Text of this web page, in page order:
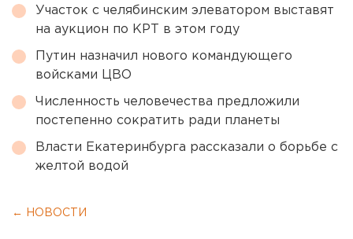
Участок с челябинским элеватором выставят
на аукцион по КРТ в этом году
Путин назначил нового командующего
войсками ЦВО
Численность человечества предложили
постепенно сократить ради планеты
Власти Екатеринбурга рассказали о борьбе с
желтой водой
← НОВОСТИ